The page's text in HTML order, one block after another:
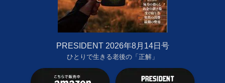
PRESIDENT 2026年8月14日号
ひとりで生きる老後の「正解」